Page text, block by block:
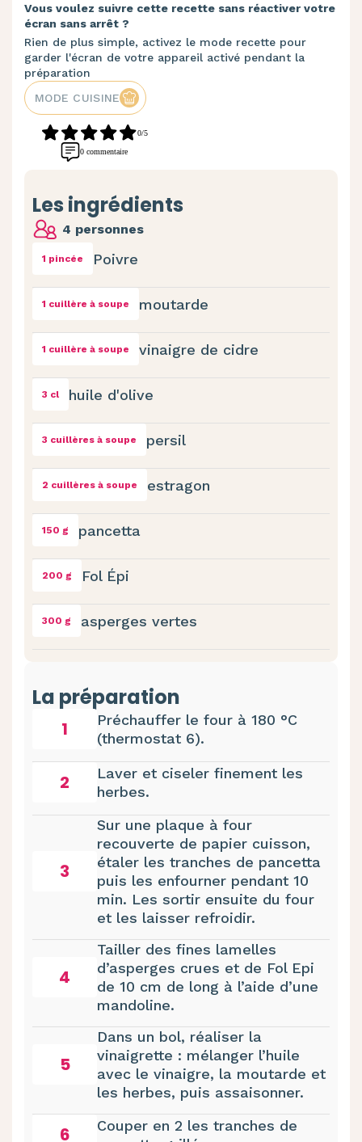
Vous voulez suivre cette recette sans réactiver votre
écran sans arrêt ?
Rien de plus simple, activez le mode recette pour
garder l'écran de votre appareil activé pendant la
préparation
MODE CUISINE
0/5
0 commentaire
Les ingrédients
4 personnes
1 pincée Poivre
1 cuillère à soupe moutarde
1 cuillère à soupe vinaigre de cidre
3 cl huile d'olive
3 cuillères à soupe persil
2 cuillères à soupe estragon
150 g pancetta
200 g Fol Épi
300 g asperges vertes
La préparation
1
Préchauffer le four à 180 °C
(thermostat 6).
2
Laver et ciseler finement les
herbes.
3
Sur une plaque à four
recouverte de papier cuisson,
étaler les tranches de pancetta
puis les enfourner pendant 10
min. Les sortir ensuite du four
et les laisser refroidir.
4
Tailler des fines lamelles
d’asperges crues et de Fol Epi
de 10 cm de long à l’aide d’une
mandoline.
5
Dans un bol, réaliser la
vinaigrette : mélanger l’huile
avec le vinaigre, la moutarde et
les herbes, puis assaisonner.
6
Couper en 2 les tranches de